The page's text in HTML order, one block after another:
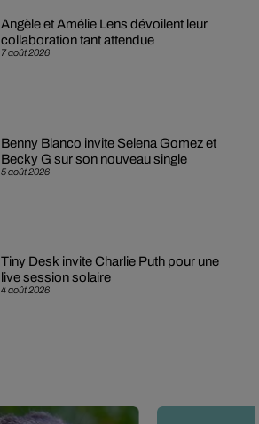
7 août 2026
Angèle et Amélie Lens dévoilent leur
collaboration tant attendue
5 août 2026
Benny Blanco invite Selena Gomez et
Becky G sur son nouveau single
4 août 2026
Tiny Desk invite Charlie Puth pour une
live session solaire